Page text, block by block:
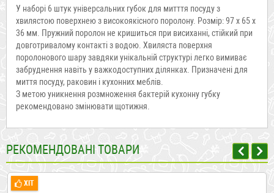
У наборі 6 штук універсальних губок для митття посуду з
хвилястою поверхнею з високоякісного поролону. Розмір: 97 х 65 х
36 мм. Пружний поролон не кришиться при висиханні, стійкий при
довготривалому контакті з водою. Хвиляста поверхня
поролонового шару завдяки унікальній структурі легко вимиває
забруднення навіть у важкодоступних ділянках. Призначені для
миття посуду, раковин і кухонних меблів.
З метою уникнення розмноження бактерій кухонну губку
рекомендовано змінювати щотижня.
РЕКОМЕНДОВАНІ ТОВАРИ
ХІТ